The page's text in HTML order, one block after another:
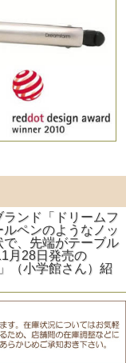
ンド「ドリームフ
ペンのようなノッ
、先端がテーブル
月28日発売の
（小学館さん）紹